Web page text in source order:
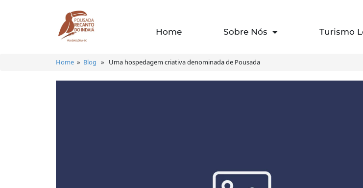
Home Sobre Nós Turismo
Home » Blog » Uma hospedagem criativa denominada de Pousada